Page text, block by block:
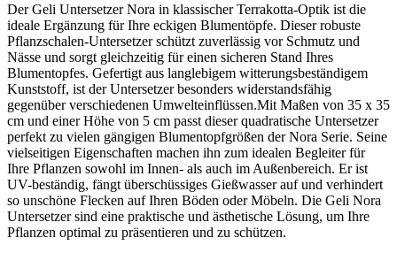
Der Geli Untersetzer Nora in klassischer Terrakotta-Optik ist die
ideale Ergänzung für Ihre eckigen Blumentöpfe. Dieser robuste
Pflanzschalen-Untersetzer schützt zuverlässig vor Schmutz und
Nässe und sorgt gleichzeitig für einen sicheren Stand Ihres
Blumentopfes. Gefertigt aus langlebigem witterungsbeständigem
Kunststoff, ist der Untersetzer besonders widerstandsfähig
gegenüber verschiedenen Umwelteinflüssen.Mit Maßen von 35 x 35
cm und einer Höhe von 5 cm passt dieser quadratische Untersetzer
perfekt zu vielen gängigen Blumentopfgrößen der Nora Serie. Seine
vielseitigen Eigenschaften machen ihn zum idealen Begleiter für
Ihre Pflanzen sowohl im Innen- als auch im Außenbereich. Er ist
UV-beständig, fängt überschüssiges Gießwasser auf und verhindert
so unschöne Flecken auf Ihren Böden oder Möbeln. Die Geli Nora
Untersetzer sind eine praktische und ästhetische Lösung, um Ihre
Pflanzen optimal zu präsentieren und zu schützen.